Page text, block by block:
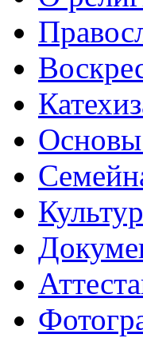
Основы